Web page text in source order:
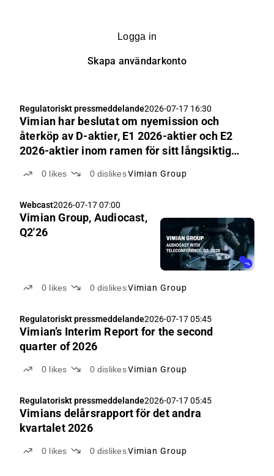
Logga in
Skapa användarkonto
Regulatoriskt pressmeddelande2026-07-17 16:30
Vimian har beslutat om nyemission och
återköp av D-aktier, E1 2026-aktier och E2
2026-aktier inom ramen för sitt långsiktiga
0 likes 0 dislikes Vimian Group
Webcast2026-07-17 07:00
Vimian Group, Audiocast,
Q2'26
0 likes 0 dislikes Vimian Group
Regulatoriskt pressmeddelande2026-07-17 05:45
Vimian’s Interim Report for the second
quarter of 2026
0 likes 0 dislikes Vimian Group
Regulatoriskt pressmeddelande2026-07-17 05:45
Vimians delårsrapport för det andra
kvartalet 2026
0 likes 0 dislikes Vimian Group